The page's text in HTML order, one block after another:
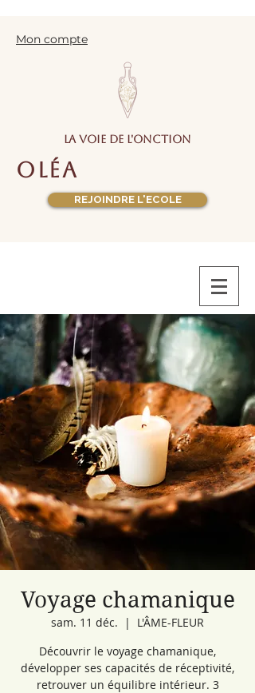
Mon compte
la voie de l'onction
oléa
REJOINDRE L'ECOLE
Voyage chamanique
sam. 11 déc.
  |
L'ÂME-FLEUR
Découvrir le voyage chamanique,
développer ses capacités de réceptivité,
retrouver un équilibre intérieur. 3